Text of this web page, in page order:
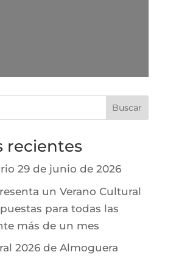
Buscar
recientes
29 de junio de 2026
un Verano Cultural
para todas las
más de un mes
2026 de Almoguera